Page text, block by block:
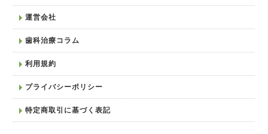
運営会社
歯科治療コラム
利用規約
プライバシーポリシー
特定商取引に基づく表記